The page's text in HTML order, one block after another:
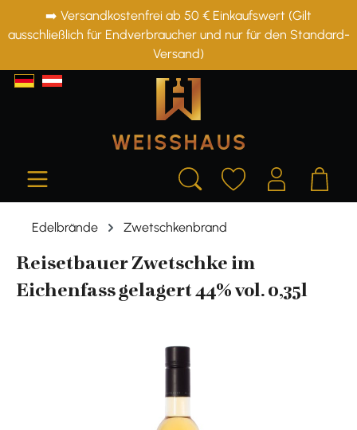
springen
➡️ Versandkostenfrei ab 50 € Einkaufswert (Gilt
ausschließlich für Endverbraucher und nur für den Standard-
Versand)
Edelbrände Zwetschkenbrand
Reisetbauer Zwetschke im
Eichenfass gelagert 44% vol. 0,35l